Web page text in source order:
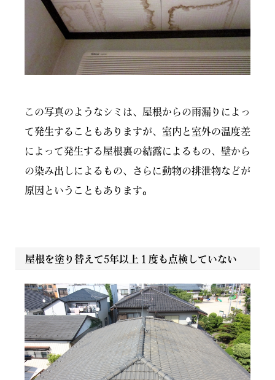
この写真のようなシミは、屋根からの雨漏りによっ
て発生することもありますが、室内と室外の温度差
によって発生する屋根裏の結露によるもの、壁から
の染み出しによるもの、さらに動物の排泄物などが
原因ということもあります。
屋根を塗り替えて5年以上１度も点検していない